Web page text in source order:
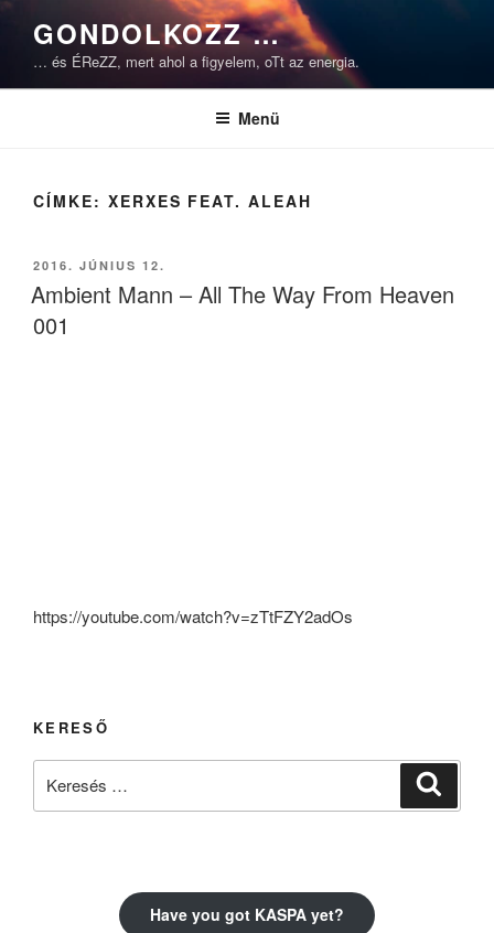
Tartalomhoz
GONDOLKOZZ …
… és ÉReZZ, mert ahol a figyelem, oTt az energia.
Menü
CÍMKE: XERXES FEAT. ALEAH
BEKÜLDVE:
2016. JÚNIUS 12.
Ambient Mann – All The Way From Heaven
001
https://youtube.com/watch?v=zTtFZY2adOs
KERESŐ
Have you got KASPA yet?